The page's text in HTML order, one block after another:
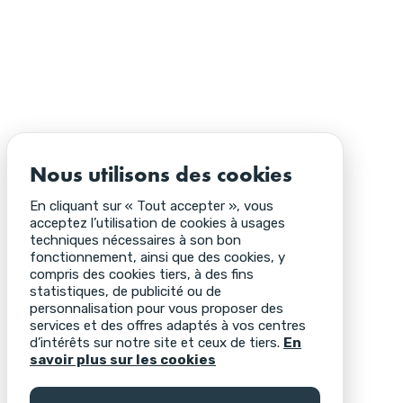
Nous utilisons des cookies
En cliquant sur « Tout accepter », vous
acceptez l’utilisation de cookies à usages
techniques nécessaires à son bon
fonctionnement, ainsi que des cookies, y
compris des cookies tiers, à des fins
statistiques, de publicité ou de
personnalisation pour vous proposer des
services et des offres adaptés à vos centres
d’intérêts sur notre site et ceux de tiers. En
savoir plus sur les cookies